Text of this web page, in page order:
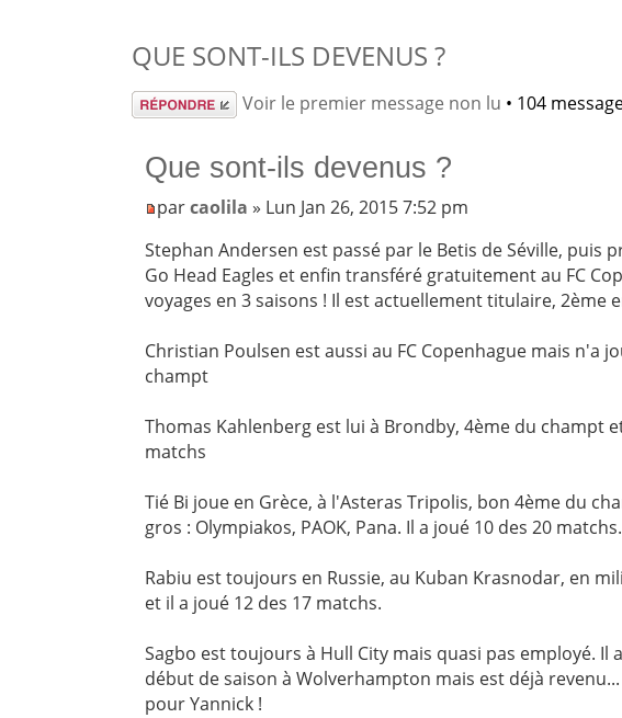
QUE SONT-ILS DEVENUS ?
Répondre Voir le premier message non lu • 104
Que sont-ils devenus ?
parcaolila » Lun Jan 26, 2015 7:52 pm
Stephan Andersen est passé par le Betis de Séville, puis
Go Head Eagles et enfin transféré gratuitement au FC
voyages en 3 saisons ! Il est actuellement titulaire, 2ème
Christian Poulsen est aussi au FC Copenhague mais n'a
champt
Thomas Kahlenberg est lui à Brondby, 4ème du champt
matchs
Tié Bi joue en Grèce, à l'Asteras Tripolis, bon 4ème du
gros : Olympiakos, PAOK, Pana. Il a joué 10 des 20 matchs.
Rabiu est toujours en Russie, au Kuban Krasnodar, en
et il a joué 12 des 17 matchs.
Sagbo est toujours à Hull City mais quasi pas employé. Il
début de saison à Wolverhampton mais est déjà
pour Yannick !